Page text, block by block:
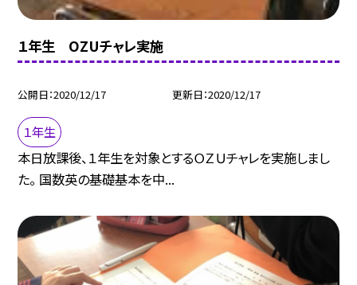
１年生 OZUチャレ実施
公開日 2020/12/17 更新日 2020/12/17
１年生
本日放課後、１年生を対象とするＯＺＵチャレを実施しまし
た。 国数英の基礎基本を中...